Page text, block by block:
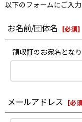
以下のフォームにご入力
お名前/団体名 [必須]
領収証のお宛名とな
メールアドレス [必須